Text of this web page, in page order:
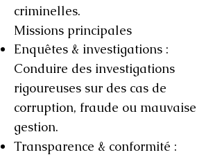
criminelles.
Missions principales
Enquêtes & investigations :
Conduire des investigations
rigoureuses sur des cas de
corruption, fraude ou mauvaise
gestion.
Transparence & conformité :